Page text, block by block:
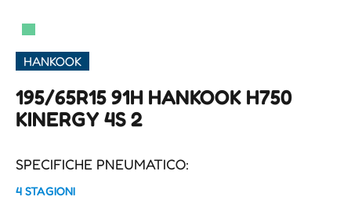
▀
HANKOOK
195/65R15 91H HANKOOK H750
KINERGY 4S 2
SPECIFICHE PNEUMATICO:
4 STAGIONI